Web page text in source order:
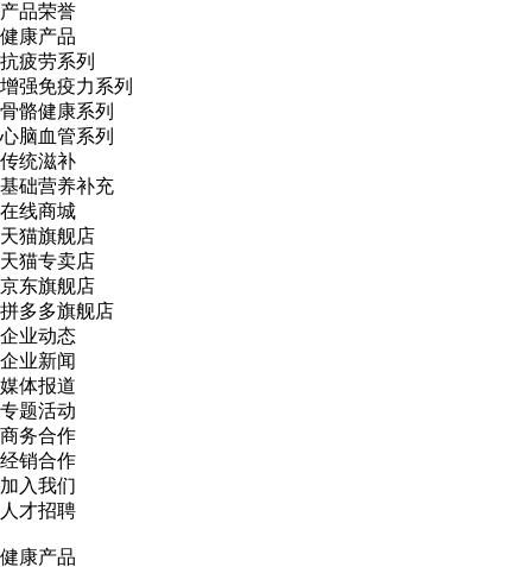
产品荣誉
健康产品
抗疲劳系列
增强免疫力系列
骨骼健康系列
心脑血管系列
传统滋补
基础营养补充
在线商城
天猫旗舰店
天猫专卖店
京东旗舰店
拼多多旗舰店
企业动态
企业新闻
媒体报道
专题活动
商务合作
经销合作
加入我们
人才招聘
健康产品